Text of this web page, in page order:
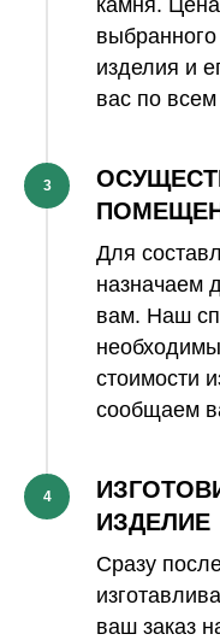
изделия и
вас по
3
Для
назначаем
вам. Наш
стоимости
сообщаем
4
ИЗДЕЛИЕ
Сразу
ваш заказ